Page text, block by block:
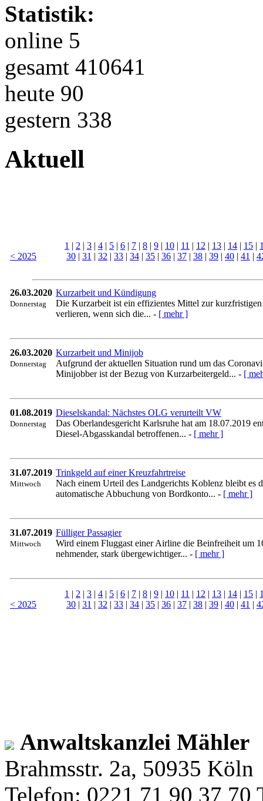
Statistik:
online 5
gesamt 410641
heute 90
gestern 338
Aktuell
< 2025
1 | 2 | 3 | 4 | 5 | 6 | 7 | 8 | 9 | 10 | 11 | 12 | 13 | 14 | 15 |
30 | 31 | 32 | 33 | 34 | 35 | 36 | 37 | 38 | 39 | 40 | 41 |
26.03.2020
Donnerstag
Kurzarbeit und Kündigung
Die Kurzarbeit ist ein effizientes Mittel zur
verlieren, wenn sich die... - [ mehr ]
26.03.2020
Donnerstag
Kurzarbeit und Minijob
Aufgrund der aktuellen Situation rund um das
Minijobber ist der Bezug von Kurzarbeitergeld... - [
01.08.2019
Donnerstag
Dieselskandal: Nächstes OLG verurteilt VW
Das Oberlandesgericht Karlsruhe hat am 18.07.2019
Diesel-Abgasskandal betroffenen... - [ mehr ]
31.07.2019
Mittwoch
Trinkgeld auf einer Kreuzfahrtreise
Nach einem Urteil des Landgerichts Koblenz bleibt es
automatische Abbuchung von Bordkonto... - [ mehr ]
31.07.2019
Mittwoch
Fülliger Passagier
Wird einem Fluggast einer Airline die Beinfreiheit um
nehmender, stark übergewichtiger... - [ mehr ]
< 2025
1 | 2 | 3 | 4 | 5 | 6 | 7 | 8 | 9 | 10 | 11 | 12 | 13 | 14 | 15 |
30 | 31 | 32 | 33 | 34 | 35 | 36 | 37 | 38 | 39 | 40 | 41 |
Anwaltskanzlei Mähler
Brahmsstr. 2a, 50935 Köln
Telefon: 0221 71 90 37 70